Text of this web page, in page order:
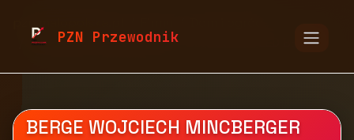
PZN Przewodnik
Dekoracje i oświetlenie
Oświetlenie LED BERGE
BERGE WOJCIECH MINCBERGER